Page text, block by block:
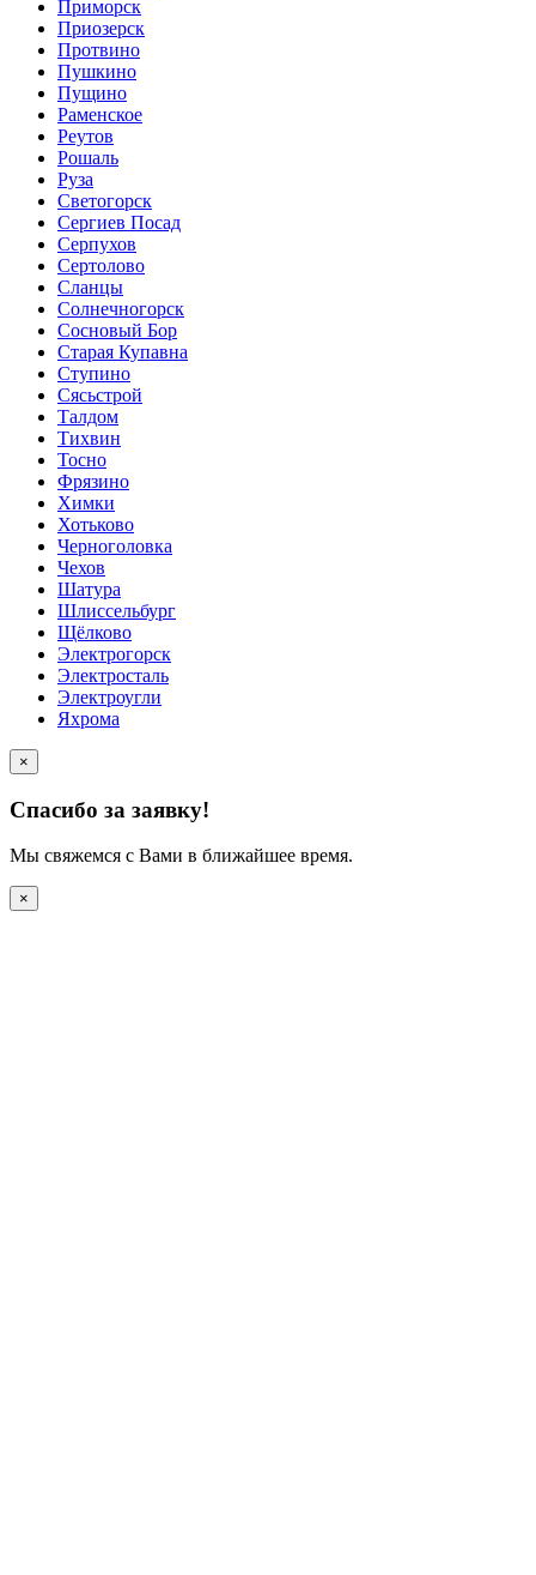
Приморск
Приозерск
Протвино
Пушкино
Пущино
Раменское
Реутов
Рошаль
Руза
Светогорск
Сергиев Посад
Серпухов
Сертолово
Сланцы
Солнечногорск
Сосновый Бор
Старая Купавна
Ступино
Сясьстрой
Талдом
Тихвин
Тосно
Фрязино
Химки
Хотьково
Черноголовка
Чехов
Шатура
Шлиссельбург
Щёлково
Электрогорск
Электросталь
Электроугли
Яхрома
×
Спасибо за заявку!
Мы свяжемся с Вами в ближайшее время.
×